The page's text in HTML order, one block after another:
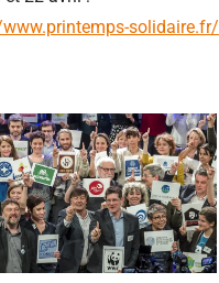
solidaire.fr/